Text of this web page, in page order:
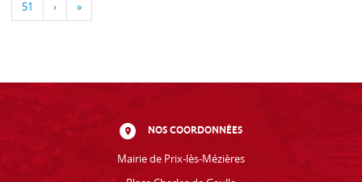
51 › »
NOS COORDONNÉES
Mairie de Prix-lès-Mézières